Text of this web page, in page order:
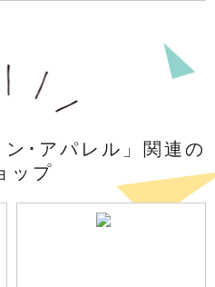
･アパレル」関連の
ップ